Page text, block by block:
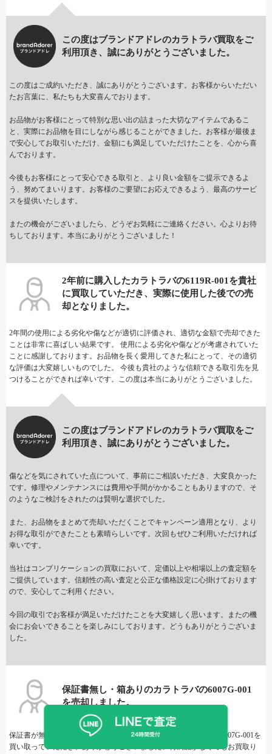
この度はブランドアドレのカラトラバ買取をご
利用頂き、誠にありがとうございました。
この度はご成約いただき、誠にありがとうございます。お客様からいただい
たお言葉に、私たちも大変喜んでおります。
お品物がお客様にとって特別な思い出の詰まった大切なアイテムであるこ
と、実際にお品物を目にしながら感じることができました。お客様が最後ま
で安心してお取引いただけ、金額にも満足していただけたことを、心から喜
んでおります。
今後もお客様にとって安心できる取引と、より良い金額をご提示できるよ
う、努めてまいります。お客様のご要望にお応えできるよう、最高のサービ
スを提供いたします。
またの機会がございましたら、どうぞお気軽にご連絡ください。心よりお待
ちしております。本当にありがとうございました！
2年前に購入したカラトラバの6119R-001を貴社
に買取していただき、実際に使用した後での売
却となりました。
2年間の使用による劣化や傷などが適切に評価され、適切な金額で売却できた
ことは非常に喜ばしい結果です。 使用による劣化や傷などが考慮されていた
ことに感謝しております。お品物を長く愛用してきた私にとって、その適切
な評価は大変嬉しいものでした。 今後も貴社のような信頼できる取引先を見
つけることができれば幸いです。この度は本当にありがとうございました。
この度はブランドアドレのカラトラバ買取をご
利用頂き、誠にありがとうございました。
傷などを気にされていた点について、事前にご相談いただき、大変良かった
です。修理やメンテナンスには費用や手間がかかることもありますので、そ
のようなご検討をされたのは賢明な選択でした。
また、お品物をまとめて売却いただくことでキャンペーン適用となり、より
お得な取引ができたことも素晴らしいです。次回もぜひご利用いただければ
幸いです。
当社はコンプリケーションの買取において、定価以上や相場以上の査定額を
ご提供しています。信頼性の高い査定と公正な価格設定に心掛けております
ので、安心してご利用ください。
今回の取引でお客様が満足いただけたことを大変嬉しく思います。またの機
会にお会いできることを楽しみにしております。どうもありがとうございま
した。
保証書無し・箱ありのカラトラバの6007G-001
を売却しました。
保証書が無い状態でありながら、箱が付属していたカラトラバの6007G-001を
買い取っていただき、ありがとうございました。付属品がなくてもお買取り